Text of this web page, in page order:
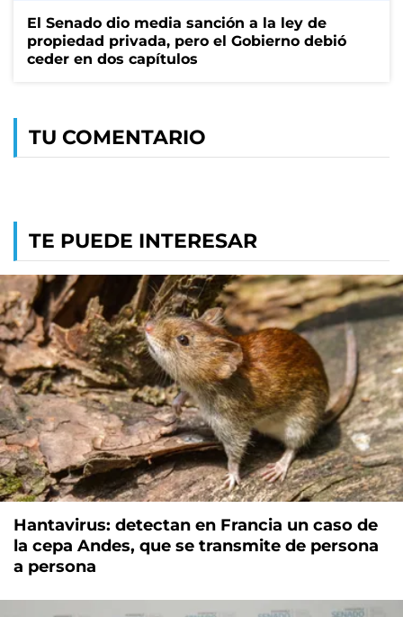
El Senado dio media sanción a la ley de
propiedad privada, pero el Gobierno debió
ceder en dos capítulos
TU COMENTARIO
TE PUEDE INTERESAR
Hantavirus: detectan en Francia un caso de
la cepa Andes, que se transmite de persona
a persona